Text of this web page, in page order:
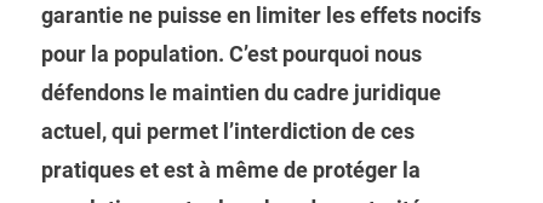
garantie ne puisse en limiter les effets nocifs
pour la population. C’est pourquoi nous
défendons le maintien du cadre juridique
actuel, qui permet l’interdiction de ces
pratiques et est à même de protéger la